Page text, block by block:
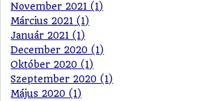
November 2021 (1)
Március 2021 (1)
Január 2021 (1)
December 2020 (1)
Október 2020 (1)
Szeptember 2020 (1)
Május 2020 (1)